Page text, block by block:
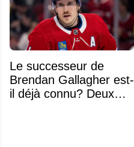
Le successeur de
Brendan Gallagher est-
il déjà connu? Deux